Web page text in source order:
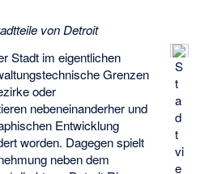
von Detroit
S
t
a
d
t
vi
e
Stadt im eigentlichen
Grenzen
oder
nebeneinanderher und
Entwicklung
worden. Dagegen spielt
neben dem